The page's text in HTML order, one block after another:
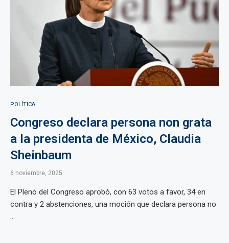
POLÍTICA
Congreso declara persona non grata
a la presidenta de México, Claudia
Sheinbaum
6 noviembre, 2025
El Pleno del Congreso aprobó, con 63 votos a favor, 34 en
contra y 2 abstenciones, una moción que declara persona no
...